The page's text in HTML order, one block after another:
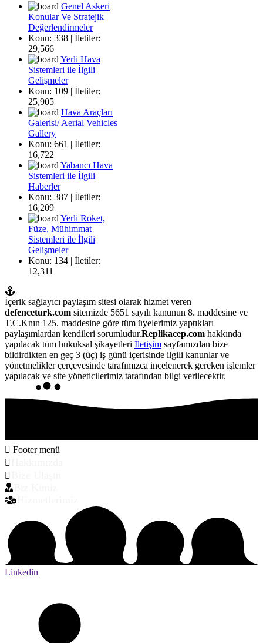
Genel Askeri
Konular Ve Stratejik
Değerlendirmeler
Konu: 338 | İletiler:
29,566
Yerli Hava
Sistemleri ile İlgili
Gelişmeler
Konu: 109 | İletiler:
25,905
Hava Araçları
Galerisi/ Aerial Vehicles
Gallery
Konu: 661 | İletiler:
16,722
Yabancı Hava
Sistemleri ile İlgili
Haberler
Konu: 387 | İletiler:
16,209
Yerli Roket,
Füze, Mühimmat
Sistemleri ile İlgili
Gelişmeler
Konu: 134 | İletiler:
12,311
İçerik sağlayıcı paylaşım sitesi olarak hizmet veren
defenceturk.com sitemizde 5651 sayılı kanunun 8. maddesine ve
T.C.Knın 125. maddesine göre tüm üyelerimiz yaptıkları
paylaşımlardan kendileri sorumludur.Replikacep.com hakkında
yapılacak tüm hukuksal şikayetleri İletişim sayfamızdan bize
bildirdikten en geç 3 (üç) iş günü içerisinde ilgili kanunlar ve
yönetmelikler çerçevesinde tarafımızca incelenerek gereken işlemler
yapılacak ve site yöneticilerimiz tarafından bilgi verilecektir.
Footer menü
Linkedin